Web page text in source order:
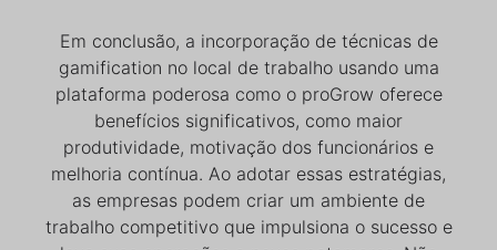
Em conclusão, a incorporação de técnicas de
gamification no local de trabalho usando uma
plataforma poderosa como o proGrow oferece
benefícios significativos, como maior
produtividade, motivação dos funcionários e
melhoria contínua. Ao adotar essas estratégias,
as empresas podem criar um ambiente de
trabalho competitivo que impulsiona o sucesso e